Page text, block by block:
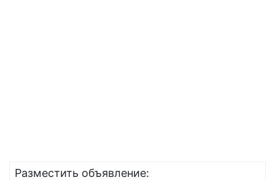
Разместить объявление: